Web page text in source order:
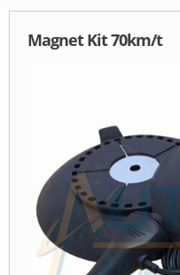
Magnet Kit 70km/t